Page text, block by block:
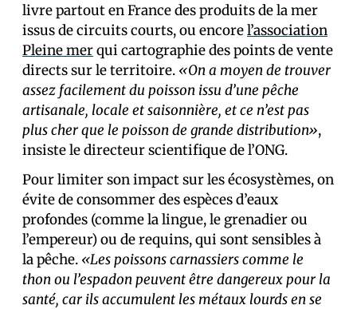
livre partout en France des produits de la mer
issus de circuits courts, ou encorel’association
Pleine merqui cartographie des points de vente
directs sur le territoire. «On a moyen de trouver
assez facilement du poisson issu d’une pêche
artisanale, locale et saisonnière, et ce n’est pas
plus cher que le poisson de grande distribution»,
insiste le directeur scientifique de l’ONG.
Pour limiter son impact sur les écosystèmes, on
évite de consommer des espèces d’eaux
profondes (comme la lingue, le grenadier ou
l’empereur) ou de requins, qui sont sensibles à
la pêche. «Les poissons carnassiers comme le
thon ou l’espadon peuvent être dangereux pour la
santé, car ils accumulent les métaux lourds en se